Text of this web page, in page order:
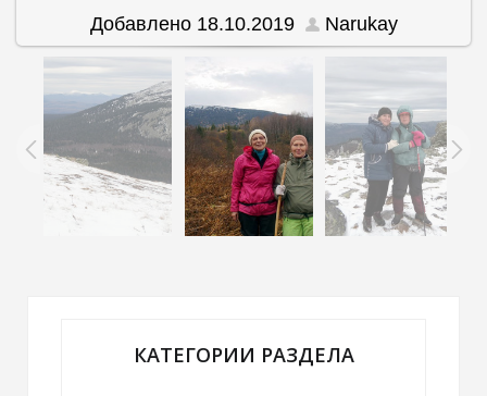
Добавлено18.10.2019 Narukay
КАТЕГОРИИ РАЗДЕЛА